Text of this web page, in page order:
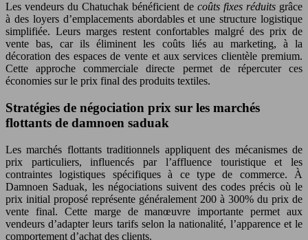
Les vendeurs du Chatuchak bénéficient de coûts fixes réduits grâce
à des loyers d’emplacements abordables et une structure logistique
simplifiée. Leurs marges restent confortables malgré des prix de
vente bas, car ils éliminent les coûts liés au marketing, à la
décoration des espaces de vente et aux services clientèle premium.
Cette approche commerciale directe permet de répercuter ces
économies sur le prix final des produits textiles.
Stratégies de négociation prix sur les marchés
flottants de damnoen saduak
Les marchés flottants traditionnels appliquent des mécanismes de
prix particuliers, influencés par l’affluence touristique et les
contraintes logistiques spécifiques à ce type de commerce. À
Damnoen Saduak, les négociations suivent des codes précis où le
prix initial proposé représente généralement 200 à 300% du prix de
vente final. Cette marge de manœuvre importante permet aux
vendeurs d’adapter leurs tarifs selon la nationalité, l’apparence et le
comportement d’achat des clients.